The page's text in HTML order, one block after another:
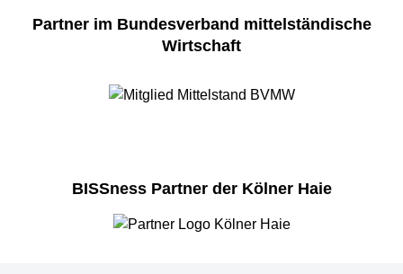
Partner im Bundesverband mittelständische
Wirtschaft
BISSness Partner der Kölner Haie